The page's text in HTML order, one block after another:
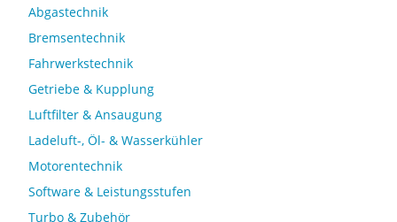
Abgastechnik
Bremsentechnik
Fahrwerkstechnik
Getriebe & Kupplung
Luftfilter & Ansaugung
Ladeluft-, Öl- & Wasserkühler
Motorentechnik
Software & Leistungsstufen
Turbo & Zubehör